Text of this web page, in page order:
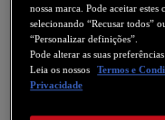
nossa marca. Pode aceitar
selecionando “Recusar todos”
“Personalizar definições”.
Pode alterar as suas
Leia os nossos
Termos e
Privacidade